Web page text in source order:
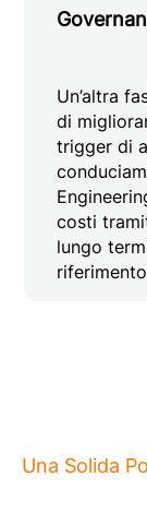
Un’altra
di
trigger di
costi
lungo
Una Solida